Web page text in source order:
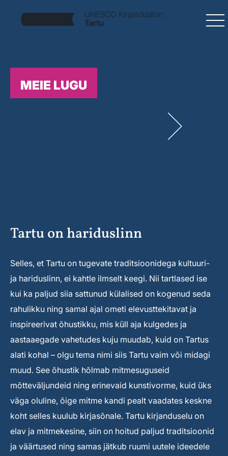
MEIE LUGU
Tartu on hariduslinn
Selles, et Tartu on tugevate traditsioonidega kultuuri-
ja hariduslinn, ei kahtle ilmselt keegi. Nii tartlased ise
kui ka paljud siia sattunud külalised on kogenud seda
rahulikku ning samal ajal ometi elevusttekitavat ja
inspireerivat õhustikku, mis küll aja kulgedes ja
aastaaegade vahetudes kuju muudab, kuid on Tartus
alati kohal – olgu tema nimi siis Tartu vaim või midagi
muud. See õhustik hõlmab mitmesuguseid
mõtteväljundeid ning erinevaid kunstivorme, kuid üks
väga oluline, õige mitme kandi pealt vaadates keskne
koht selles kuulub kirjasõnale. Tartu kirjanduselu on
elav ja mitmekesine, siin on hoitud paljud traditsioonid
ja väärtused ning samas jätkub ruumi uutele ideedele